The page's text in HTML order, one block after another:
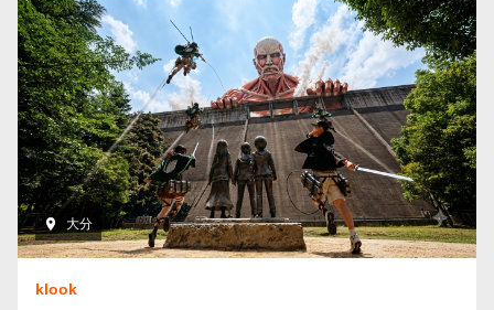
大分
klook